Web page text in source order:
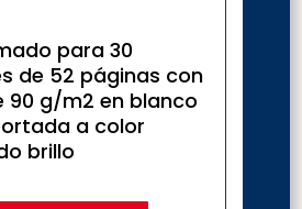
para 30
de 52 páginas con
90 g/m2 en blanco
a color
brillo